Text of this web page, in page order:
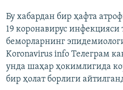
Бу хабардан бир ҳафта
19 коронавирус инфекцияси
беморларнинг
Koronavirus info Телеграм
унда шаҳар ҳокимлигида
бир ҳолат борлиги